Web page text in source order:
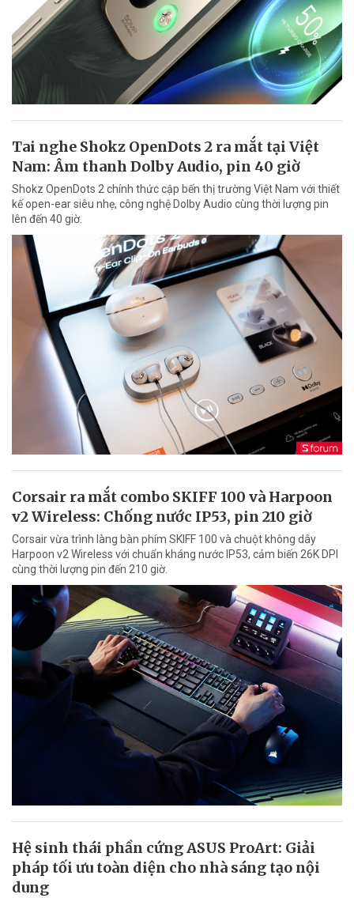
Tai nghe Shokz OpenDots 2 ra mắt tại Việt
Nam: Âm thanh Dolby Audio, pin 40 giờ
Shokz OpenDots 2 chính thức cập bến thị trường Việt Nam với thiết
kế open-ear siêu nhẹ, công nghệ Dolby Audio cùng thời lượng pin
lên đến 40 giờ.
Corsair ra mắt combo SKIFF 100 và Harpoon
v2 Wireless: Chống nước IP53, pin 210 giờ
Corsair vừa trình làng bàn phím SKIFF 100 và chuột không dây
Harpoon v2 Wireless với chuẩn kháng nước IP53, cảm biến 26K DPI
cùng thời lượng pin đến 210 giờ.
Hệ sinh thái phần cứng ASUS ProArt: Giải
pháp tối ưu toàn diện cho nhà sáng tạo nội
dung